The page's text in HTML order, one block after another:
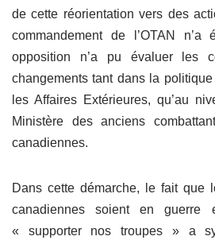
de cette réorientation vers des
commandement de l’OTAN
opposition n’a pu évaluer les
changements tant dans la
les Affaires Extérieures, qu’au
Ministère des anciens
canadiennes.
Dans cette démarche, le fait que
canadiennes soient en guerre
« supporter nos troupes » a